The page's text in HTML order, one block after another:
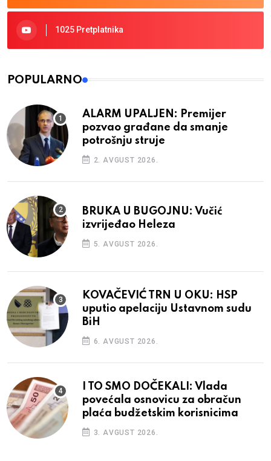
1025 Pretplatnika
POPULARNO
ALARM UPALJEN: Premijer
pozvao građane da smanje
potrošnju struje
2. AVGUST 2026.
BRUKA U BUGOJNU: Vučić
izvrijeđao Heleza
5. AVGUST 2026.
KOVAČEVIĆ TRN U OKU: HSP
uputio apelaciju Ustavnom sudu
BiH
6. AVGUST 2026.
I TO SMO DOČEKALI: Vlada
povećala osnovicu za obračun
plaća budžetskim korisnicima
3. AVGUST 2026.